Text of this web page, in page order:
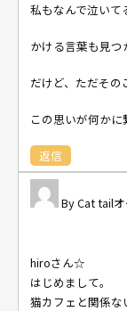
私もなんで泣いて
かける言葉も見つ
だけど、ただその
この思いが何かに
返信
Cat tail
hiroさん☆
はじめまして。
猫カフェと関係な